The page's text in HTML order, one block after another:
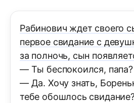
Рабинович ждет своего
первое свидание с
за полночь, сын
— Ты беспокоился, папа?
— Да. Хочу знать,
тебе обошлось